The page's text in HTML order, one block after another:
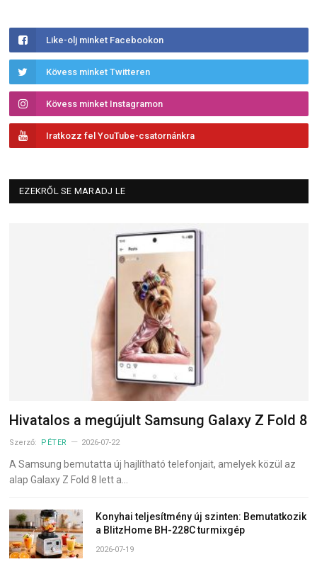
Like-olj minket Facebookon
Kövess minket Twitteren
Kövess minket Instagramon
Iratkozz fel YouTube-csatornánkra
EZEKRŐL SE MARADJ LE
Hivatalos a megújult Samsung Galaxy Z Fold 8
Szerző: PÉTER 2026-07-22
A Samsung bemutatta új hajlítható telefonjait, amelyek közül az
alap Galaxy Z Fold 8 lett a…
Konyhai teljesítmény új szinten: Bemutatkozik
a BlitzHome BH-228C turmixgép
2026-07-19